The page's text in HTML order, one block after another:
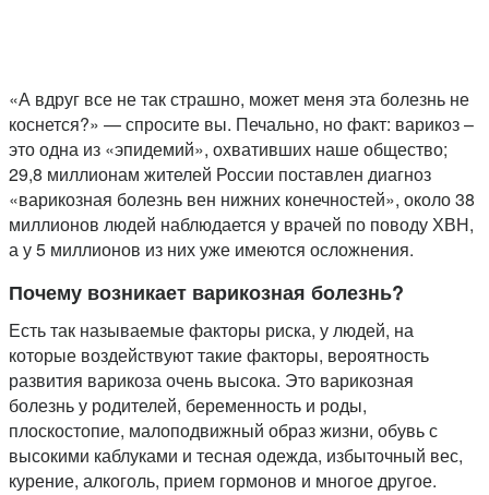
«А вдруг все не так страшно, может меня эта болезнь не
коснется?» — спросите вы. Печально, но факт: варикоз –
это одна из «эпидемий», охвативших наше общество;
29,8 миллионам жителей России поставлен диагноз
«варикозная болезнь вен нижних конечностей», около 38
миллионов людей наблюдается у врачей по поводу ХВН,
а у 5 миллионов из них уже имеются осложнения.
Почему возникает варикозная болезнь?
Есть так называемые факторы риска, у людей, на
которые воздействуют такие факторы, вероятность
развития варикоза очень высока. Это варикозная
болезнь у родителей, беременность и роды,
плоскостопие, малоподвижный образ жизни, обувь с
высокими каблуками и тесная одежда, избыточный вес,
курение, алкоголь, прием гормонов и многое другое.